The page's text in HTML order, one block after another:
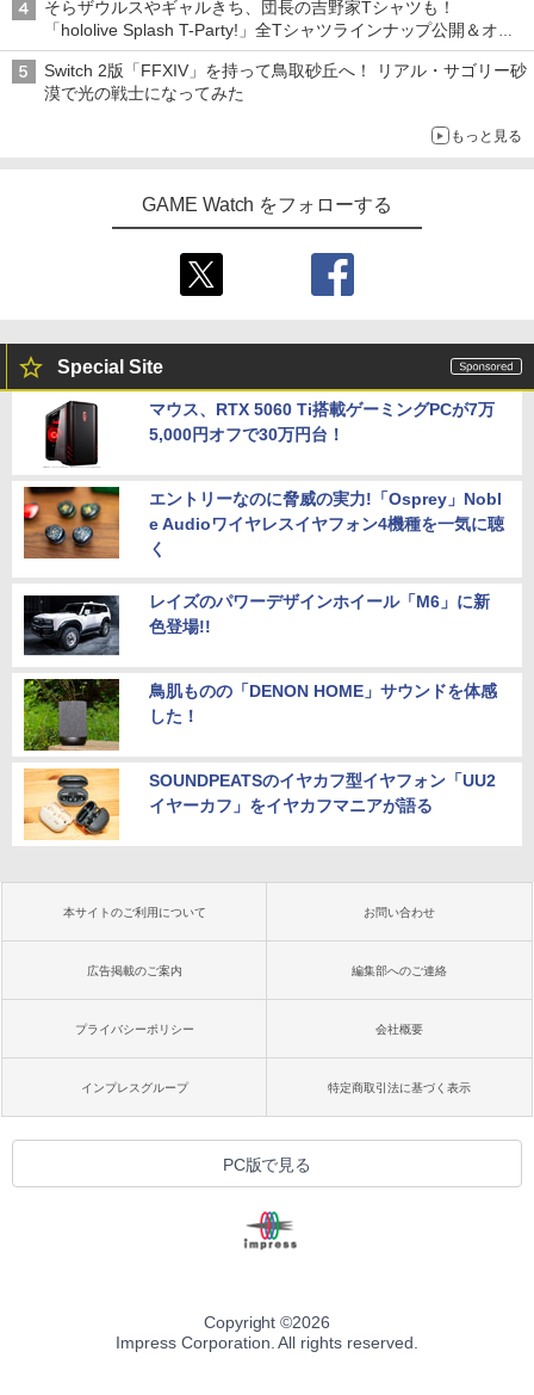
そらザウルスやギャルきち、団長の吉野家Tシャツも！
「hololive Splash T-Party!」全Tシャツラインナップ公開＆オン
ライン販売開始
Switch 2版「FFXIV」を持って鳥取砂丘へ！ リアル・サゴリー砂
漠で光の戦士になってみた
もっと見る
GAME Watch をフォローする
Special Site
マウス、RTX 5060 Ti搭載ゲーミングPCが7万
5,000円オフで30万円台！
エントリーなのに脅威の実力!「Osprey」Nobl
e Audioワイヤレスイヤフォン4機種を一気に聴
く
レイズのパワーデザインホイール「M6」に新
色登場!!
鳥肌ものの「DENON HOME」サウンドを体感
した！
SOUNDPEATSのイヤカフ型イヤフォン「UU2
イヤーカフ」をイヤカフマニアが語る
本サイトのご利用について お問い合わせ
広告掲載のご案内 編集部へのご連絡
プライバシーポリシー 会社概要
インプレスグループ 特定商取引法に基づく表示
PC版で見る
Copyright ©2026
Impress Corporation. All rights reserved.